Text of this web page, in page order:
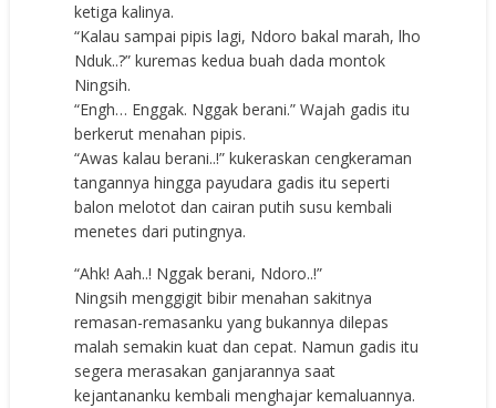
ketiga kalinya.
“Kalau sampai pipis lagi, Ndoro bakal marah, lho
Nduk..?” kuremas kedua buah dada montok
Ningsih.
“Engh… Enggak. Nggak berani.” Wajah gadis itu
berkerut menahan pipis.
“Awas kalau berani..!” kukeraskan cengkeraman
tangannya hingga payudara gadis itu seperti
balon melotot dan cairan putih susu kembali
menetes dari putingnya.
“Ahk! Aah..! Nggak berani, Ndoro..!”
Ningsih menggigit bibir menahan sakitnya
remasan-remasanku yang bukannya dilepas
malah semakin kuat dan cepat. Namun gadis itu
segera merasakan ganjarannya saat
kejantananku kembali menghajar kemaluannya.